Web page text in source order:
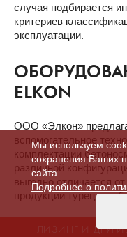
случая подбирается
критериев
эксплуатации.
ELKON
ООО «Элкон»
вспомогательное
комплектации
различной
выгодно отличается
продукции турецкого
ЛИЗИНГ И
Мы используем
сохранения Ваших
сайта.
Подробнее о